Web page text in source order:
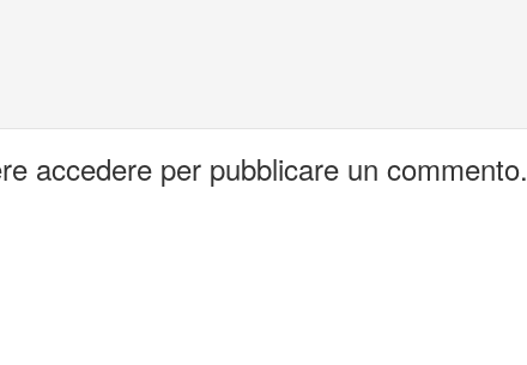
accedere per pubblicare un commento.